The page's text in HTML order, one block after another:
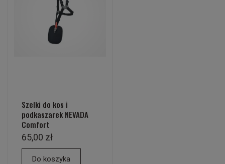
Szelki do kos i
podkaszarek NEVADA
Comfort
65,00 zł
Do koszyka